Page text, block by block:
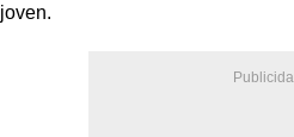
joven.